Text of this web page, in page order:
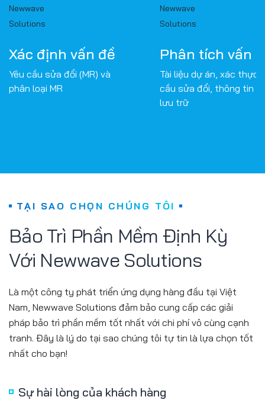
Xác định vấn đề
Yêu cầu sửa đổi (MR) và
phân loại MR
Phân tích vấn
Tài liệu dự án, xác thực
cầu sửa đổi, thông tin
lưu trữ
TẠI SAO CHỌN CHÚNG TÔI
Bảo Trì Phần Mềm Định Kỳ
Với Newwave Solutions
Là một công ty phát triển ứng dụng hàng đầu tại Việt
Nam, Newwave Solutions đảm bảo cung cấp các giải
pháp bảo trì phần mềm tốt nhất với chi phí vô cùng cạnh
tranh. Đây là lý do tại sao chúng tôi tự tin là lựa chọn tốt
nhất cho bạn!
Sự hài lòng của khách hàng